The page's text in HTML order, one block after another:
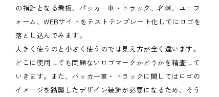
の指針となる看板、パッカー車・トラック、名刺、ユニフ
ォーム、WEBサイトをテストテンプレート化してにロゴを
落とし込んでみます。
大きく使うのと小さく使うのでは見え方が全く違います。
どこに使用しても問題ないロゴマークかどうかを精査して
いきます。また、パッカー車・トラックに関してはロゴの
イメージを踏襲したデザイン装飾が必要になるため、そう